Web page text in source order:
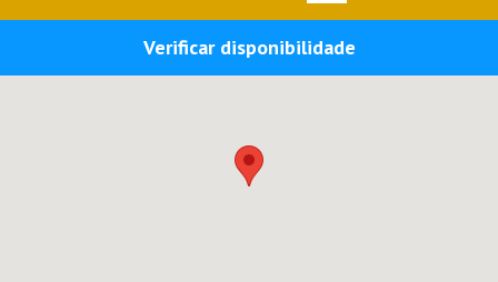
Verificar disponibilidade